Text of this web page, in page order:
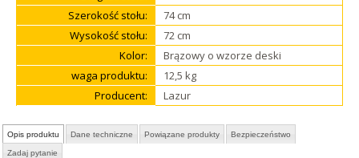
Szerokość stołu:
74 cm
Wysokość stołu:
72 cm
Kolor:
Brązowy o wzorze deski
waga produktu:
12,5 kg
Producent:
Lazur
Opis produktu Dane techniczne Powiązane produkty Bezpieczeństwo
Zadaj pytanie